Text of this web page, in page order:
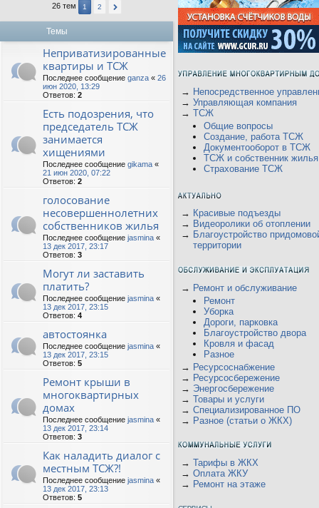
26 тем 1 2
Темы
Неприватизированные
квартиры и ТСЖ
Последнее сообщение ganza « 26
июн 2020, 13:29
Ответов: 2
Есть подозрения, что
председатель ТСЖ
занимается
хищениями
Последнее сообщение gikama «
21 июн 2020, 07:22
Ответов: 2
голосование
несовершеннолетних
собственников жилья
Последнее сообщение jasmina «
13 дек 2017, 23:17
Ответов: 3
Могут ли заставить
платить?
Последнее сообщение jasmina «
13 дек 2017, 23:15
Ответов: 4
автостоянка
Последнее сообщение jasmina «
13 дек 2017, 23:15
Ответов: 5
Ремонт крыши в
многоквартирных
домах
Последнее сообщение jasmina «
13 дек 2017, 23:14
Ответов: 3
Как наладить диалог с
местным ТСЖ?!
Последнее сообщение jasmina «
13 дек 2017, 23:13
Ответов: 5
→ Непосредственное
→ Управляющая компания
→ ТСЖ
Общие вопросы
Создание, работа ТСЖ
Документооборот в ТСЖ
ТСЖ и собственник жилья
Страхование ТСЖ
→ Красивые подъезды
→ Видеоролики об отоплении
→ Благоустройство
территории
→ Ремонт и обслуживание
Ремонт
Уборка
Дороги, парковка
Благоустройство двора
Кровля и фасад
Разное
→ Ресурсоснабжение
→ Ресурсосбережение
→ Энергосбережение
→ Товары и услуги
→ Специализированное ПО
→ Разное (статьи о ЖКХ)
→ Тарифы в ЖКХ
→ Оплата ЖКУ
→ Ремонт на этаже